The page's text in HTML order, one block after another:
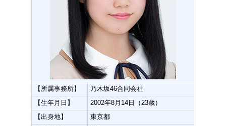
【所属事務所】
乃木坂46合同会社
【生年月日】
2002年8月14日（23歳）
【出身地】
東京都